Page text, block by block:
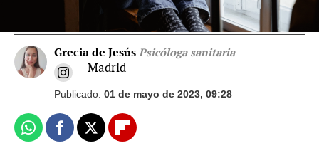
Grecia de Jesús Psicóloga sanitaria
Madrid
Publicado: 01 de mayo de 2023, 09:28
WhatsappFacebook
X Flipboard